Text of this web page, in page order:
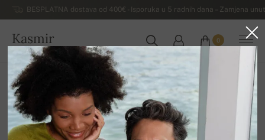
BESPLATNA dostava od 400€ - Isporuka u 5 radnih dana – Zamjena
Kasmir
HRVATSKA
0
Kuća
Luksuzni ženski džemperi od kašmira
Ženski džemperi od kašmira na dugmad